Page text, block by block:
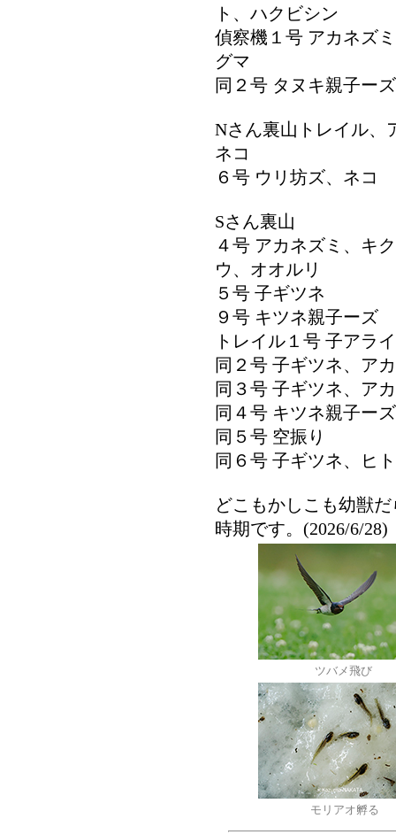
ト、ハクビシン
偵察機１号 アカネズ
グマ
同２号 タヌキ親子ー
Nさん裏山トレイル、
ネコ
６号 ウリ坊ズ、ネコ
Sさん裏山
４号 アカネズミ、キ
ウ、オオルリ
５号 子ギツネ
９号 キツネ親子ーズ
トレイル１号 子アラ
同２号 子ギツネ、ア
同３号 子ギツネ、ア
同４号 キツネ親子ー
同５号 空振り
同６号 子ギツネ、ヒ
どこもかしこも幼獣
時期です。(2026/6/28)
ツバメ飛び
モリアオ孵る